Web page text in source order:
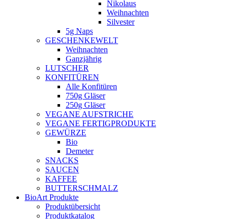
Nikolaus
Weihnachten
Silvester
5g Naps
GESCHENKEWELT
Weihnachten
Ganzjährig
LUTSCHER
KONFITÜREN
Alle Konfitüren
750g Gläser
250g Gläser
VEGANE AUFSTRICHE
VEGANE FERTIGPRODUKTE
GEWÜRZE
Bio
Demeter
SNACKS
SAUCEN
KAFFEE
BUTTERSCHMALZ
BioArt Produkte
Produktübersicht
Produktkatalog